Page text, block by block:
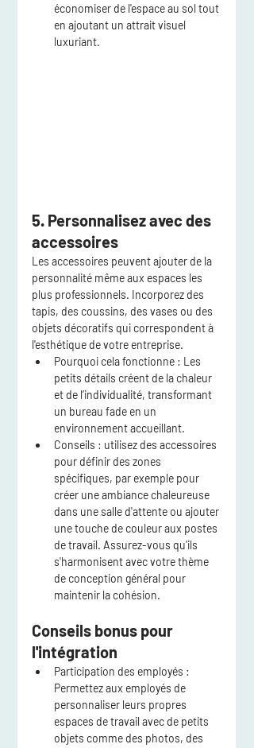
économiser de l'espace au sol tout
en ajoutant un attrait visuel
luxuriant.
5. Personnalisez avec des
accessoires
Les accessoires peuvent ajouter de la
personnalité même aux espaces les
plus professionnels. Incorporez des
tapis, des coussins, des vases ou des
objets décoratifs qui correspondent à
l'esthétique de votre entreprise.
Pourquoi cela fonctionne : Les
petits détails créent de la chaleur
et de l’individualité, transformant
un bureau fade en un
environnement accueillant.
Conseils : utilisez des accessoires
pour définir des zones
spécifiques, par exemple pour
créer une ambiance chaleureuse
dans une salle d'attente ou ajouter
une touche de couleur aux postes
de travail. Assurez-vous qu'ils
s'harmonisent avec votre thème
de conception général pour
maintenir la cohésion.
Conseils bonus pour
l'intégration
Participation des employés :
Permettez aux employés de
personnaliser leurs propres
espaces de travail avec de petits
objets comme des photos, des